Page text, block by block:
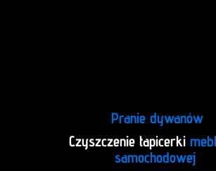
Pranie dywanów
Czyszczenie tapicerki
samochodowej